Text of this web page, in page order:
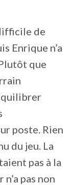
de
Enrique n’a
que
poste. Rien
du jeu. La
pas à la
pas non